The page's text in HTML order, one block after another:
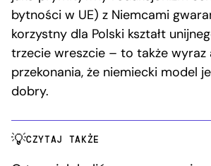
bytności w UE) z Niemcami
korzystny dla Polski kształt
trzecie wreszcie – to także wyraz
przekonania, że niemiecki model
dobry.
CZYTAJ TAKŻE